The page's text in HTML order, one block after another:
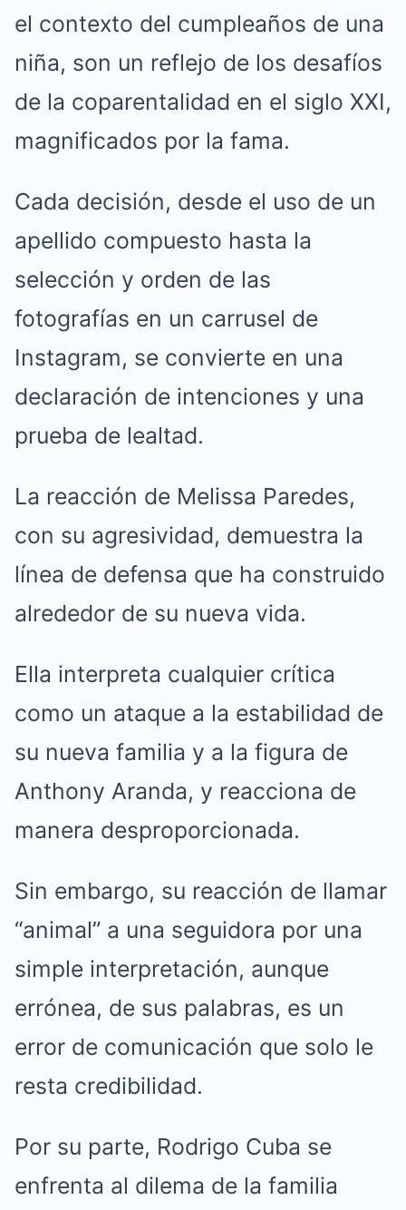
el contexto del cumpleaños de una
niña, son un reflejo de los desafíos
de la coparentalidad en el siglo XXI,
magnificados por la fama.
Cada decisión, desde el uso de un
apellido compuesto hasta la
selección y orden de las
fotografías en un carrusel de
Instagram, se convierte en una
declaración de intenciones y una
prueba de lealtad.
La reacción de Melissa Paredes,
con su agresividad, demuestra la
línea de defensa que ha construido
alrededor de su nueva vida.
Ella interpreta cualquier crítica
como un ataque a la estabilidad de
su nueva familia y a la figura de
Anthony Aranda, y reacciona de
manera desproporcionada.
Sin embargo, su reacción de llamar
“animal” a una seguidora por una
simple interpretación, aunque
errónea, de sus palabras, es un
error de comunicación que solo le
resta credibilidad.
Por su parte, Rodrigo Cuba se
enfrenta al dilema de la familia